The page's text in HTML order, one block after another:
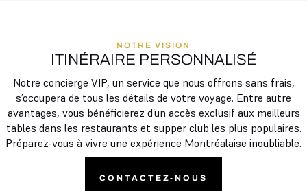
NOTRE VISION
ITINÉRAIRE PERSONNALISÉ
Notre concierge VIP, un service que nous offrons sans frais,
s’occupera de tous les détails de votre voyage. Entre autre
avantages, vous bénéficierez d’un accès exclusif aux meilleurs
tables dans les restaurants et supper club les plus populaires.
Préparez-vous à vivre une expérience Montréalaise inoubliable.
CONTACTEZ-NOUS